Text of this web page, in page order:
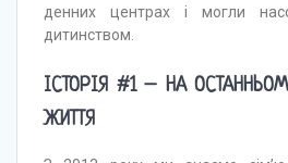
денних центрах і могли
дитинством.
ІСТОРІЯ #1 – НА
ЖИТТЯ